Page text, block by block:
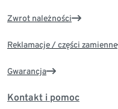
Zwrot należności
Reklamacje / części zamienne
Gwarancja
Kontakt i pomoc